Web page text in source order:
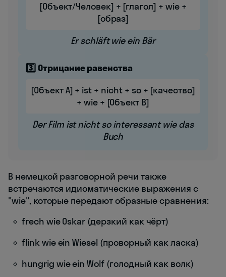
[Объект/Человек] + [глагол] + wie +
[образ]
Er schläft wie ein Bär
3️⃣ Отрицание равенства
[Объект A] + ist + nicht + so + [качество]
+ wie + [Объект B]
Der Film ist nicht so interessant wie das
Buch
В немецкой разговорной речи также
встречаются идиоматические выражения с
"wie", которые передают образные сравнения:
frech wie Oskar (дерзкий как чёрт)
flink wie ein Wiesel (проворный как ласка)
hungrig wie ein Wolf (голодный как волк)